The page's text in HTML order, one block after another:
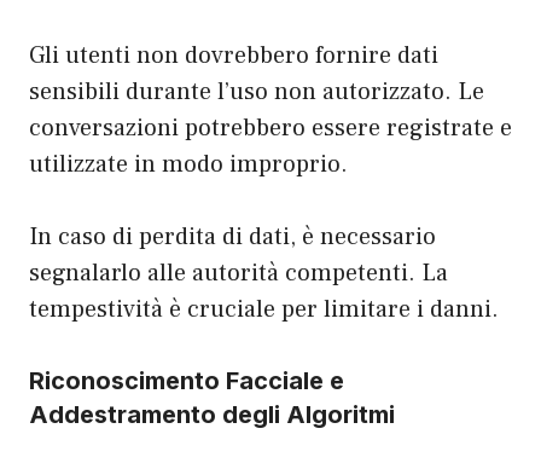
Gli utenti non dovrebbero fornire dati
sensibili durante l’uso non autorizzato. Le
conversazioni potrebbero essere registrate e
utilizzate in modo improprio.
In caso di perdita di dati, è necessario
segnalarlo alle autorità competenti. La
tempestività è cruciale per limitare i danni.
Riconoscimento Facciale e
Addestramento degli Algoritmi